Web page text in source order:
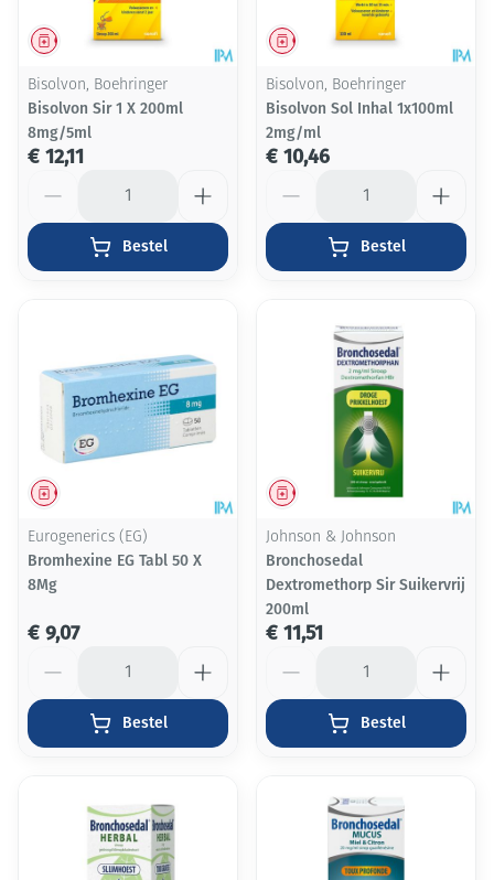
Geneesmiddel
Bisolvon, Boehringer
Bisolvon Sir 1 X 200ml
8mg/5ml
€ 12,11
Bestel
Geneesmiddel
Bisolvon, Boehringer
Bisolvon Sol Inhal 1x100ml
2mg/ml
€ 10,46
Bestel
Geneesmiddel
Eurogenerics (EG)
Bromhexine EG Tabl 50 X
8Mg
€ 9,07
Bestel
Geneesmiddel
Johnson & Johnson
Bronchosedal
Dextromethorp Sir Suikervrij
200ml
€ 11,51
Bestel